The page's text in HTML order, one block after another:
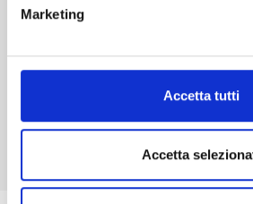
Marketing
Accetta tutti
Accetta